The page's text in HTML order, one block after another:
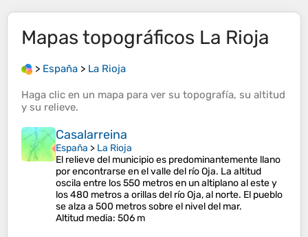
Mapas topográficos La Rioja
> España > La Rioja
Haga clic en un mapa para ver su topografía, su altitud
y su relieve.
Casalarreina
España > La Rioja
El relieve del municipio es predominantemente llano
por encontrarse en el valle del río Oja. La altitud
oscila entre los 550 metros en un altiplano al este y
los 480 metros a orillas del río Oja, al norte. El pueblo
se alza a 500 metros sobre el nivel del mar.
Altitud media: 506 m